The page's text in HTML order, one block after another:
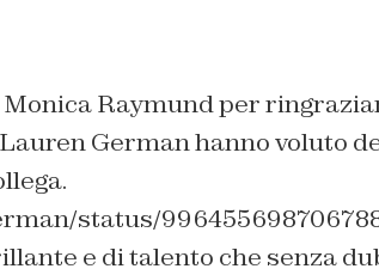
Raymund per
German hanno voluto
status/
e di talento che senza